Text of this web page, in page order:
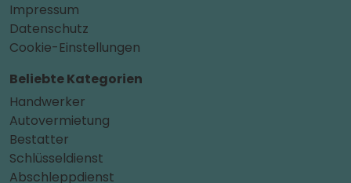
Impressum
Datenschutz
Cookie-Einstellungen
Beliebte Kategorien
Handwerker
Autovermietung
Bestatter
Schlüsseldienst
Abschleppdienst